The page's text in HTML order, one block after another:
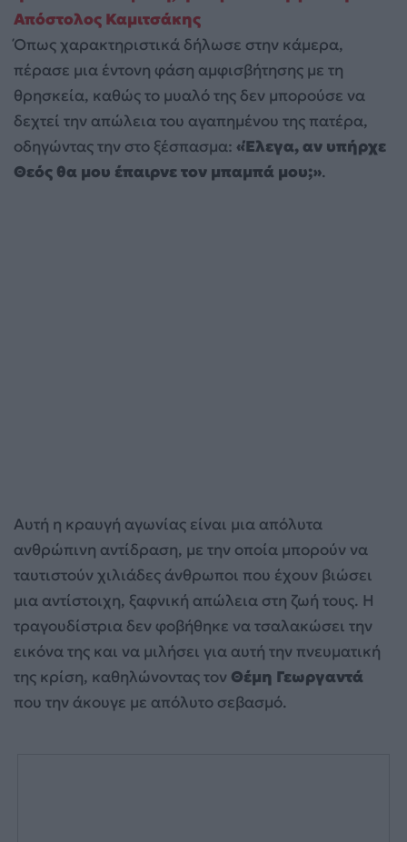
Απόστολος Καμιτσάκης
Όπως χαρακτηριστικά δήλωσε στην κάμερα,
πέρασε μια έντονη φάση αμφισβήτησης με τη
θρησκεία, καθώς το μυαλό της δεν μπορούσε να
δεχτεί την απώλεια του αγαπημένου της πατέρα,
οδηγώντας την στο ξέσπασμα: «Έλεγα, αν υπήρχε
Θεός θα μου έπαιρνε τον μπαμπά μου;».
Αυτή η κραυγή αγωνίας είναι μια απόλυτα
ανθρώπινη αντίδραση, με την οποία μπορούν να
ταυτιστούν χιλιάδες άνθρωποι που έχουν βιώσει
μια αντίστοιχη, ξαφνική απώλεια στη ζωή τους. Η
τραγουδίστρια δεν φοβήθηκε να τσαλακώσει την
εικόνα της και να μιλήσει για αυτή την πνευματική
της κρίση, καθηλώνοντας τον Θέμη Γεωργαντά
που την άκουγε με απόλυτο σεβασμό.